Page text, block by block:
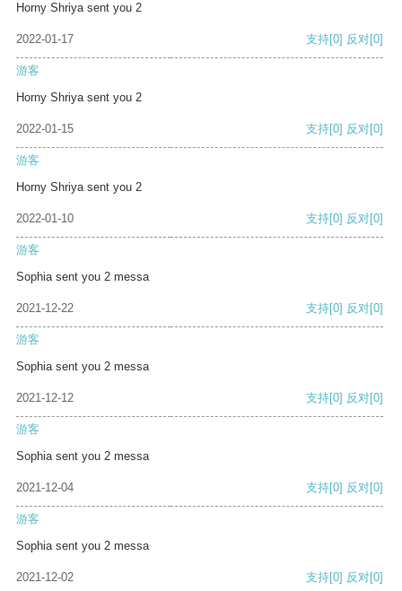
Horny Shriya sent you 2
2022-01-17 支持[0] 反对[0]
游客
Horny Shriya sent you 2
2022-01-15 支持[0] 反对[0]
游客
Horny Shriya sent you 2
2022-01-10 支持[0] 反对[0]
游客
Sophia sent you 2 messa
2021-12-22 支持[0] 反对[0]
游客
Sophia sent you 2 messa
2021-12-12 支持[0] 反对[0]
游客
Sophia sent you 2 messa
2021-12-04 支持[0] 反对[0]
游客
Sophia sent you 2 messa
2021-12-02 支持[0] 反对[0]